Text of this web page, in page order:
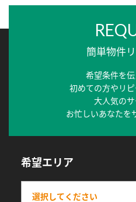
簡単物件
希望条件を伝
初めての方やリ
大人気のサ
お忙しいあなたを
希望エリア